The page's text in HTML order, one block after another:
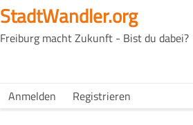
Direkt
zum
Inhalt
StadtWandler.org
Freiburg macht Zukunft - Bist du dabei?
Main
H4C
USER
Anmelden Registrieren